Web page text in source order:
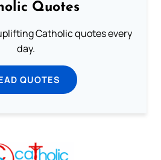
Quotes
Catholic quotes every
day.
QUOTES